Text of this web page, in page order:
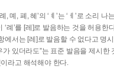
, 몌, 폐, 혜’의 ‘ㅖ’는 ‘ㅔ’로 소리
‘례’를 [레]로 발음하는 것을 허용한
에서는 [레]로 발음할 수 없다고 명
가 있더라도”는 표준 발음을 제시한
라고 해석해야 한다.